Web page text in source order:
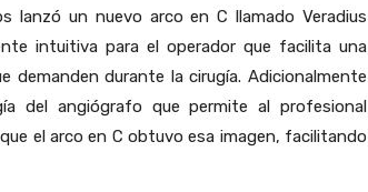
lanzó un nuevo arco en C llamado Veradius
intuitiva para el operador que facilita una
durante la cirugía. Adicionalmente
del angiógrafo que permite al profesional
el arco en C obtuvo esa imagen, facilitando